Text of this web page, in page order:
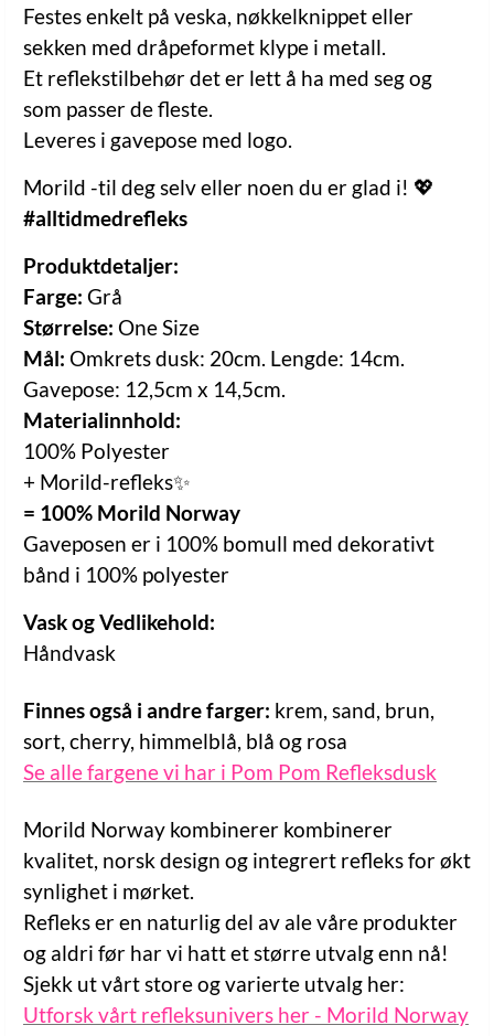
Festes enkelt på veska, nøkkelknippet eller
sekken med dråpeformet klype i metall.
Et reflekstilbehør det er lett å ha med seg og
som passer de fleste.
Leveres i gavepose med logo.
Morild -til deg selv eller noen du er glad i! 💖
#alltidmedrefleks
Produktdetaljer:
Farge: Grå
Størrelse: One Size
Mål: Omkrets dusk: 20cm. Lengde: 14cm.
Gavepose: 12,5cm x 14,5cm.
Materialinnhold:
100% Polyester
+ Morild-refleks✨
= 100% Morild Norway
Gaveposen er i 100% bomull med dekorativt
bånd i 100% polyester
Vask og Vedlikehold:
Håndvask
Finnes også i andre farger: krem, sand, brun,
sort, cherry, himmelblå, blå og rosa
Se alle fargene vi har i Pom Pom Refleksdusk
Morild Norway kombinerer kombinerer
kvalitet, norsk design og integrert refleks for økt
synlighet i mørket.
Refleks er en naturlig del av ale våre produkter
og aldri før har vi hatt et større utvalg enn nå!
Sjekk ut vårt store og varierte utvalg her:
Utforsk vårt refleksunivers her - Morild Norway